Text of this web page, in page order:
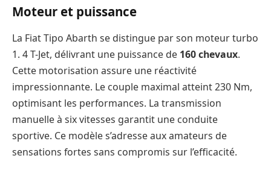
Moteur et puissance
La Fiat Tipo Abarth se distingue par son moteur turbo
1. 4 T-Jet, délivrant une puissance de 160 chevaux.
Cette motorisation assure une réactivité
impressionnante. Le couple maximal atteint 230 Nm,
optimisant les performances. La transmission
manuelle à six vitesses garantit une conduite
sportive. Ce modèle s’adresse aux amateurs de
sensations fortes sans compromis sur l’efficacité.